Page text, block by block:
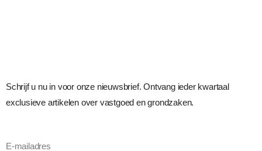
Schrijf u nu in voor onze nieuwsbrief. Ontvang ieder kwartaal
exclusieve artikelen over vastgoed en grondzaken.